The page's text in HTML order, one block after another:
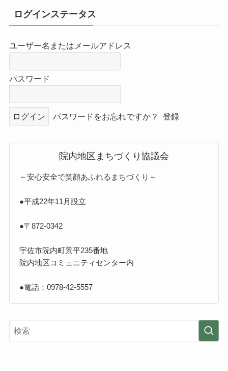
ログインステータス
ユーザー名またはメールアドレス
パスワード
パスワードをお忘れですか？ 登録
院内地区まちづくり協議会
～安心安全で笑顔あふれるまちづくり～
●平成22年11月設立
●〒872-0342
宇佐市院内町景平235番地
院内地区コミュニティセンター内
●電話：0978-42-5557